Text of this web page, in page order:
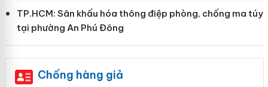
TP.HCM: Sân khấu hóa thông điệp phòng, chống ma túy
tại phường An Phú Đông
Chống hàng giả